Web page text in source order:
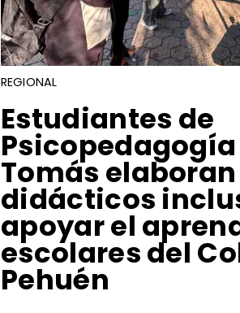
REGIONAL
​Estudiantes de
Tomás
didácticos
apoyar el
escolares del
Pehuén